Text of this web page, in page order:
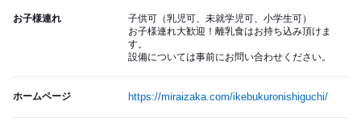
お子様連れ
子供可（乳児可、未就学児可、小学生可）
お子様連れ大歓迎！離乳食はお持ち込み頂けま
す。
設備については事前にお問い合わせください。
ホームページ https://miraizaka.com/ikebukuronishiguchi/